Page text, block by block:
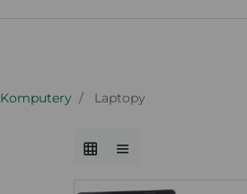
Komputery Laptopy